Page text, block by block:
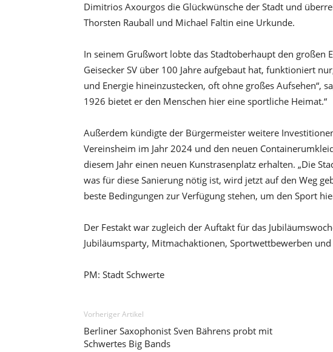
Dimitrios Axourgos die Glückwünsche der Stadt und
Thorsten Rauball und Michael Faltin eine Urkunde.
In seinem Grußwort lobte das Stadtoberhaupt den großen
Geisecker SV über 100 Jahre aufgebaut hat, funktioniert
und Energie hineinzustecken, oft ohne großes Aufsehen“,
1926 bietet er den Menschen hier eine sportliche Heimat.“
Außerdem kündigte der Bürgermeister weitere
Vereinsheim im Jahr 2024 und den neuen
diesem Jahr einen neuen Kunstrasenplatz erhalten. „Die
was für diese Sanierung nötig ist, wird jetzt auf den Weg
beste Bedingungen zur Verfügung stehen, um den Sport
Der Festakt war zugleich der Auftakt für das
Jubiläumsparty, Mitmachaktionen, Sportwettbewerben
PM: Stadt Schwerte
Vorheriger Artikel
Berliner Saxophonist Sven Bährens probt mit
Schwertes Big Bands